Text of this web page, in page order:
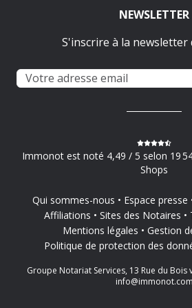
NEWSLETTER
S'inscrire à la
Immonot est noté 4,49 / 5 selon 19
Shops
Qui sommes-nous Espace presse
Affiliations
Sites des Notaires
Mentions légales
Gestion
Politique de protection des
Groupe Notariat Services, 13 Rue du
info@immonot.com